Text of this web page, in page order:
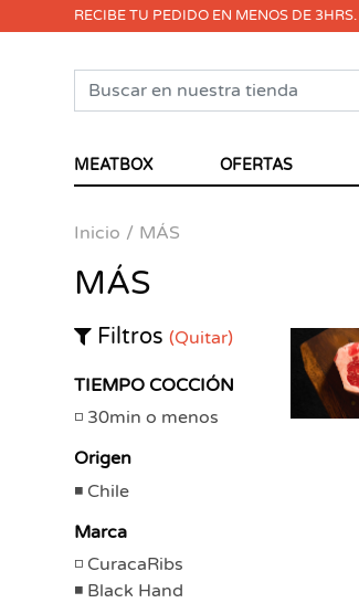
RECIBE TU PEDIDO EN MENOS DE
MEATBOX OFERTAS
Inicio MÁS
MÁS
Filtros (Quitar)
TIEMPO COCCIÓN
30min o menos
Origen
Chile
Marca
CuracaRibs
Black Hand